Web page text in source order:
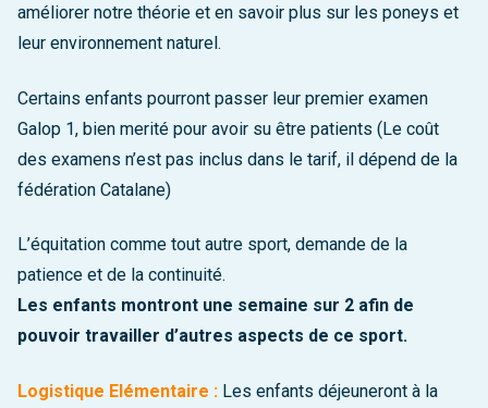
améliorer notre théorie et en savoir plus sur les poneys et
leur environnement naturel.
Certains enfants pourront passer leur premier examen
Galop 1, bien merité pour avoir su être patients (Le coût
des examens n’est pas inclus dans le tarif, il dépend de la
fédération Catalane)
L’équitation comme tout autre sport, demande de la
patience et de la continuité.
Les enfants montront une semaine sur 2 afin de
pouvoir travailler d’autres aspects de ce sport.
Logistique Elémentaire : Les enfants déjeuneront à la